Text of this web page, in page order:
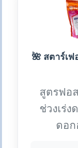
🌺 สตาร์เฟ
สูตรฟอ
ช่วงเร่
ดอ